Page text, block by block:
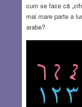
cum se face că
mai mare parte a
arabe?